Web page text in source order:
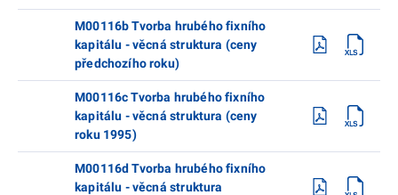
M00116b Tvorba hrubého fixního
kapitálu - věcná struktura (ceny
předchozího roku)
M00116c Tvorba hrubého fixního
kapitálu - věcná struktura (ceny
roku 1995)
M00116d Tvorba hrubého fixního
kapitálu - věcná struktura